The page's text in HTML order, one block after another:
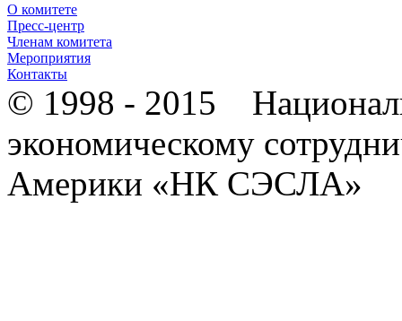
О комитете
Пресс-центр
Членам комитета
Мероприятия
Контакты
© 1998 - 2015
экономическому
Америки «НК СЭСЛА»